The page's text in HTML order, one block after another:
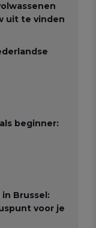
uit te vinden
beginner:
Brussel:
voor je